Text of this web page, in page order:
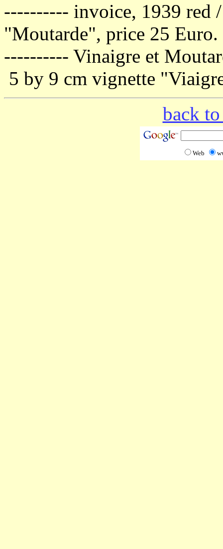
---------- invoice, 1939 red
"Moutarde", price 25 Euro.
---------- Vinaigre et
5 by 9 cm vignette
back
Web